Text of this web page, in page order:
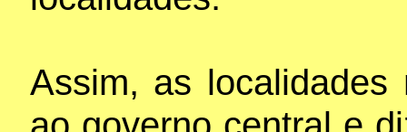
Assim, as localidades